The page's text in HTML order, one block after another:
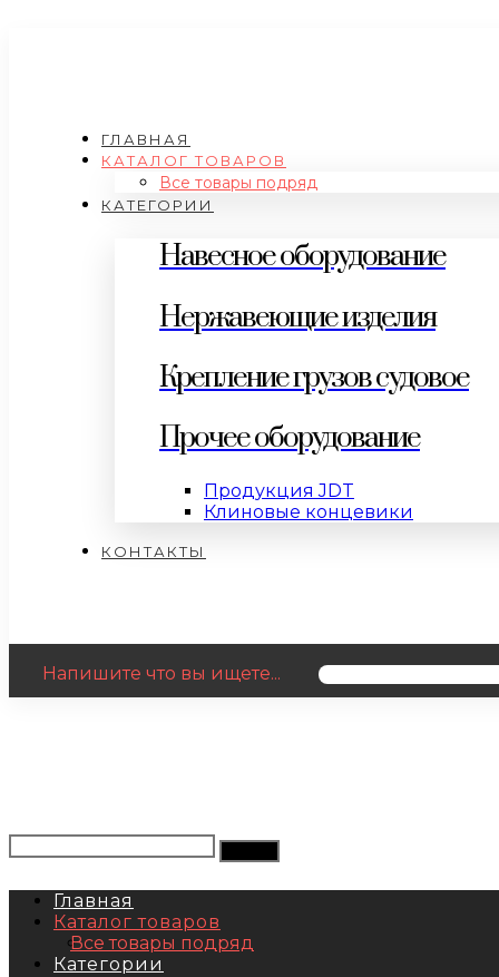
ГЛАВНАЯ
КАТАЛОГ ТОВАРОВ
Все товары подряд
КАТЕГОРИИ
Навесное оборудование
Нержавеющие изделия
Крепление грузов судовое
Прочее оборудование
Продукция JDT
Клиновые концевики
КОНТАКТЫ
Напишите что вы ищете...
Главная
Каталог товаров
Все товары подряд
Категории